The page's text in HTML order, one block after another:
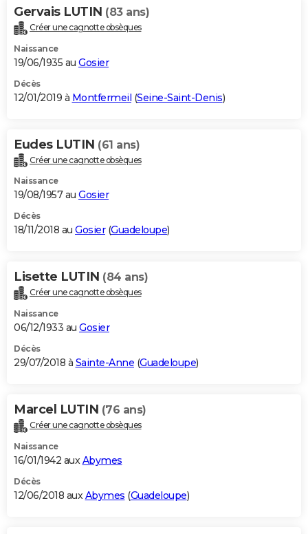
Gervais LUTIN (83 ans)
Créer une cagnotte obsèques
Naissance
19/06/1935 au Gosier
Décès
12/01/2019 à Montfermeil (Seine-Saint-Denis)
Eudes LUTIN (61 ans)
Créer une cagnotte obsèques
Naissance
19/08/1957 au Gosier
Décès
18/11/2018 au Gosier(Guadeloupe)
Lisette LUTIN (84 ans)
Créer une cagnotte obsèques
Naissance
06/12/1933 au Gosier
Décès
29/07/2018 à Sainte-Anne (Guadeloupe)
Marcel LUTIN (76 ans)
Créer une cagnotte obsèques
Naissance
16/01/1942 auxAbymes
Décès
12/06/2018 auxAbymes (Guadeloupe)